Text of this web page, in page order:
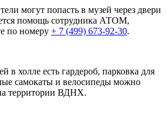
могут попасть в музей через двери
помощь сотрудника АТОМ,
по номеру + 7 (499) 673-92-30.
в холле есть гардероб, парковка для
самокаты и велосипеды можно
территории ВДНХ.